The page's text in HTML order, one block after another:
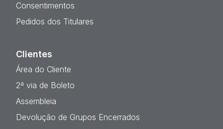
Consentimentos
Pedidos dos Titulares
Clientes
Área do Cliente
2ª via de Boleto
Assembleia
Devolução de Grupos Encerrados